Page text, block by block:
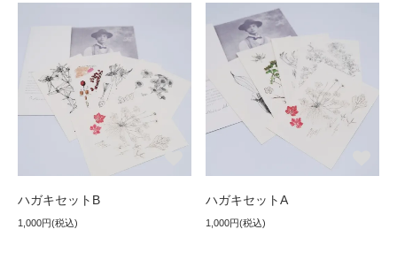
ハガキセットB
1,000円(税込)
ハガキセットA
1,000円(税込)